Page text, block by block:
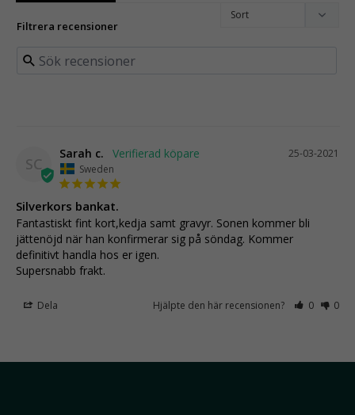
Filtrera recensioner
SC
25-03-2021
Sarah c.
Sweden
Silverkors bankat.
Fantastiskt fint kort,kedja samt gravyr. Sonen kommer bli
jättenöjd när han konfirmerar sig på söndag. Kommer
definitivt handla hos er igen.
Supersnabb frakt.
Dela Hjälpte den här recensionen? 0 0